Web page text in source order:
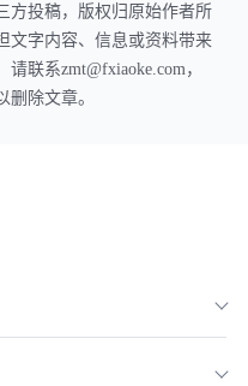
方投稿，版权归原始作者所
文字内容、信息或资料带来
联系zmt@fxiaoke.com，
除文章。